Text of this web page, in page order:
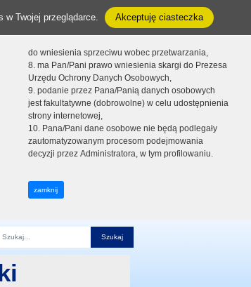
w Twojej przeglądarce. Akceptuję ciasteczka
do wniesienia sprzeciwu wobec przetwarzania,
8. ma Pan/Pani prawo wniesienia skargi do Prezesa
Urzędu Ochrony Danych Osobowych,
9. podanie przez Pana/Panią danych osobowych
jest fakultatywne (dobrowolne) w celu udostępnienia
strony internetowej,
10. Pana/Pani dane osobowe nie będą podlegały
zautomatyzowanym procesom podejmowania
decyzji przez Administratora, w tym profilowaniu.
zamknij